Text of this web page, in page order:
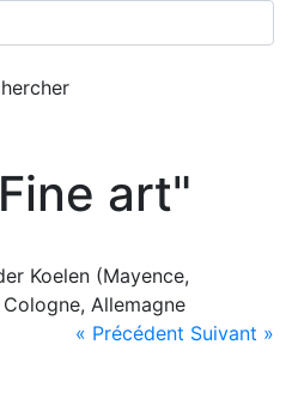
art"
Koelen (Mayence,
Allemagne
« Précédent Suivant »